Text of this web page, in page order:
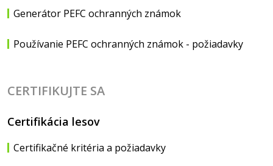
Generátor PEFC ochranných známok
Používanie PEFC ochranných známok - požiadavky
CERTIFIKUJTE SA
Certifikácia lesov
Certifikačné kritéria a požiadavky